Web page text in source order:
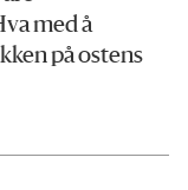
med å
på ostens